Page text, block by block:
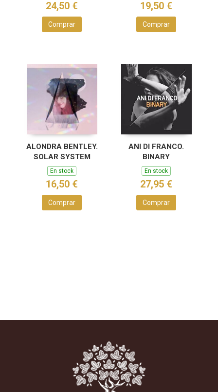
24,50 €
Comprar
19,50 €
Comprar
ALONDRA BENTLEY.
SOLAR SYSTEM
En stock
16,50 €
Comprar
ANI DI FRANCO.
BINARY
En stock
27,95 €
Comprar